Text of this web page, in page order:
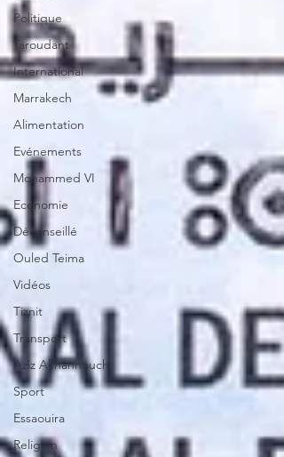
Politique
Taroudant
International
Marrakech
Alimentation
Evénements
Mohammed VI
Economie
Déconseillé
Ouled Teima
Vidéos
Tiznit
Transport
Aziz Akhannouch
Sport
Essaouira
Religion